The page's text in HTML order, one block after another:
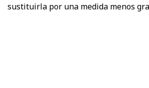
sustituirla por una medida menos